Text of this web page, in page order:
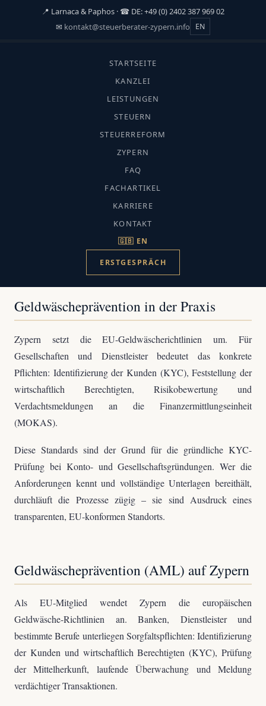
📍 Larnaca & Paphos · ☎ DE: +49 (0) 2402 387 969 02
✉ kontakt@steuerberater-zypern.info EN
STARTSEITE
KANZLEI
LEISTUNGEN
STEUERN
STEUERREFORM
ZYPERN
FAQ
FACHARTIKEL
KARRIERE
KONTAKT
🇬🇧 EN
ERSTGESPRÄCH
START
›
Recht & Compliance
RECHT & COMPLIANCE
AML Geldwäsche Zypern
CMC-Fachredaktion · Aktualisiert: Juli
2026 · Lesezeit ca. 10 Min.
Geldwäscheprävention in der Praxis
Zypern setzt die EU-Geldwäscherichtlinien um. Für
Gesellschaften und Dienstleister bedeutet das konkrete
Pflichten: Identifizierung der Kunden (KYC), Feststellung der
wirtschaftlich Berechtigten, Risikobewertung und
Verdachtsmeldungen an die Finanzermittlungseinheit
(MOKAS).
Diese Standards sind der Grund für die gründliche KYC-
Prüfung bei Konto- und Gesellschaftsgründungen. Wer die
Anforderungen kennt und vollständige Unterlagen bereithält,
durchläuft die Prozesse zügig – sie sind Ausdruck eines
transparenten, EU-konformen Standorts.
Geldwäscheprävention (AML) auf Zypern
Als EU-Mitglied wendet Zypern die europäischen
Geldwäsche-Richtlinien an. Banken, Dienstleister und
bestimmte Berufe unterliegen Sorgfaltspflichten: Identifizierung
der Kunden und wirtschaftlich Berechtigten (KYC), Prüfung
der Mittelherkunft, laufende Überwachung und Meldung
verdächtiger Transaktionen.